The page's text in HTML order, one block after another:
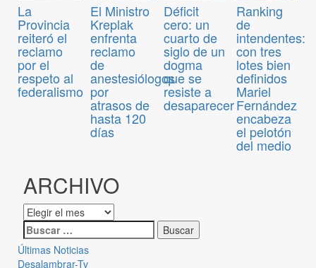
La
Provincia
reiteró el
reclamo
por el
respeto al
federalismo
El Ministro
Kreplak
enfrenta
reclamo
de
anestesiólogos
por
atrasos de
hasta 120
días
Déficit
cero: un
cuarto de
siglo de un
dogma
que se
resiste a
desaparecer
Ranking
de
intendentes:
con tres
lotes bien
definidos
Mariel
Fernández
encabeza
el pelotón
del medio
ARCHIVO
Últimas Noticias
Desalambrar-Tv